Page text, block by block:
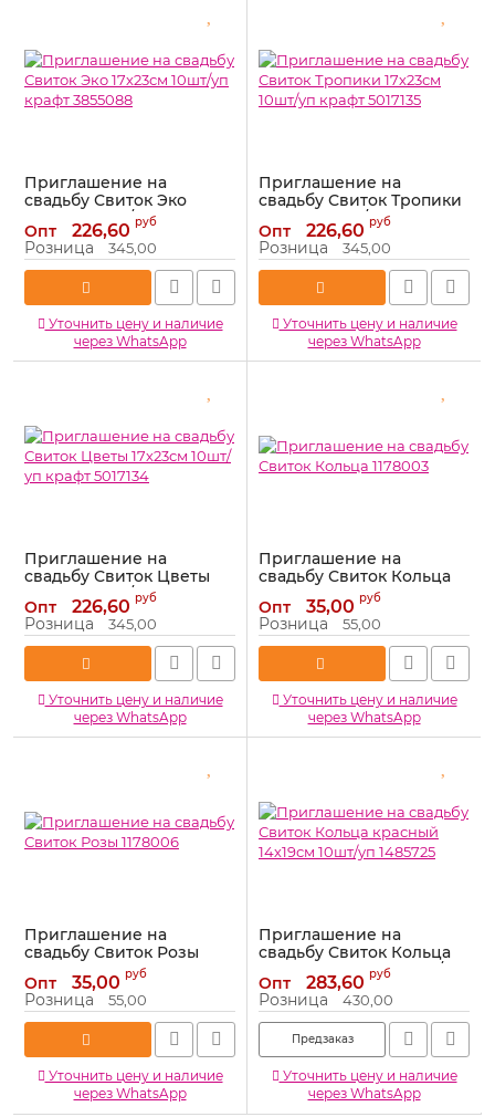
Приглашение на
свадьбу Свиток Эко
17х23см 10шт/уп крафт
3855088
Артикул: 3855088
Опт 226,60 руб
Розница 345,00
Уточнить цену и наличие
через WhatsApp
Приглашение на
свадьбу Свиток Тропики
17х23см 10шт/уп крафт
5017135
Артикул: 5017135
Опт 226,60 руб
Розница 345,00
Уточнить цену и наличие
через WhatsApp
Приглашение на
свадьбу Свиток Цветы
17х23см 10шт/уп крафт
5017134
Артикул: 5017134
Опт 226,60 руб
Розница 345,00
Уточнить цену и наличие
через WhatsApp
Приглашение на
свадьбу Свиток Кольца
Артикул: 1178003
Опт 35,00 руб
Розница 55,00
Уточнить цену и наличие
через WhatsApp
Приглашение на
свадьбу Свиток Розы
Артикул: 1178006
Опт 35,00 руб
Розница 55,00
Уточнить цену и наличие
через WhatsApp
Приглашение на
свадьбу Свиток Кольца
красный 14х19см 10шт/уп
1485725
Артикул: 1485725
Опт 283,60 руб
Розница 430,00
Предзаказ
Уточнить цену и наличие
через WhatsApp